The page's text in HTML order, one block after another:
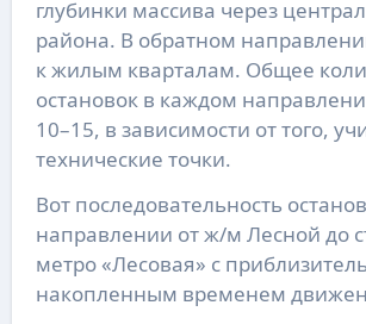
глубинки массива через
района. В обратном
к жилым кварталам. Общее
остановок в каждом
10–15, в зависимости от того,
технические точки.
Вот последовательность
направлении от ж/м Лесной до
метро «Лесовая» с
накопленным временем